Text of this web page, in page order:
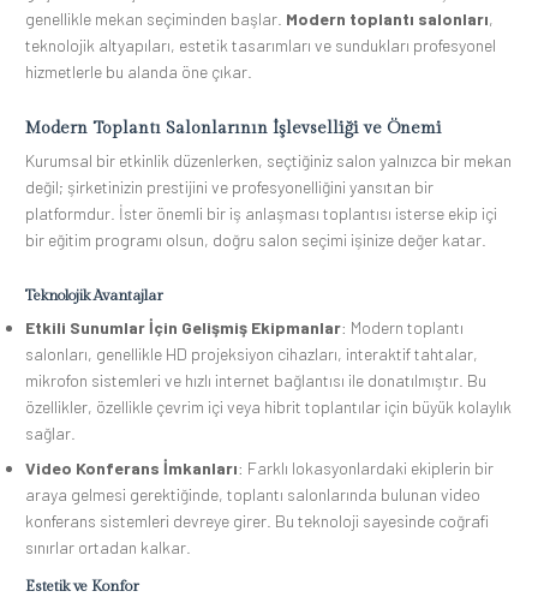
genellikle mekan seçiminden başlar. Modern toplantı salonları,
teknolojik altyapıları, estetik tasarımları ve sundukları profesyonel
hizmetlerle bu alanda öne çıkar.
Modern Toplantı Salonlarının İşlevselliği ve Önemi
Kurumsal bir etkinlik düzenlerken, seçtiğiniz salon yalnızca bir mekan
değil; şirketinizin prestijini ve profesyonelliğini yansıtan bir
platformdur. İster önemli bir iş anlaşması toplantısı isterse ekip içi
bir eğitim programı olsun, doğru salon seçimi işinize değer katar.
Teknolojik Avantajlar
Etkili Sunumlar İçin Gelişmiş Ekipmanlar: Modern toplantı
salonları, genellikle HD projeksiyon cihazları, interaktif tahtalar,
mikrofon sistemleri ve hızlı internet bağlantısı ile donatılmıştır. Bu
özellikler, özellikle çevrim içi veya hibrit toplantılar için büyük kolaylık
sağlar.
Video Konferans İmkanları: Farklı lokasyonlardaki ekiplerin bir
araya gelmesi gerektiğinde, toplantı salonlarında bulunan video
konferans sistemleri devreye girer. Bu teknoloji sayesinde coğrafi
sınırlar ortadan kalkar.
Estetik ve Konfor